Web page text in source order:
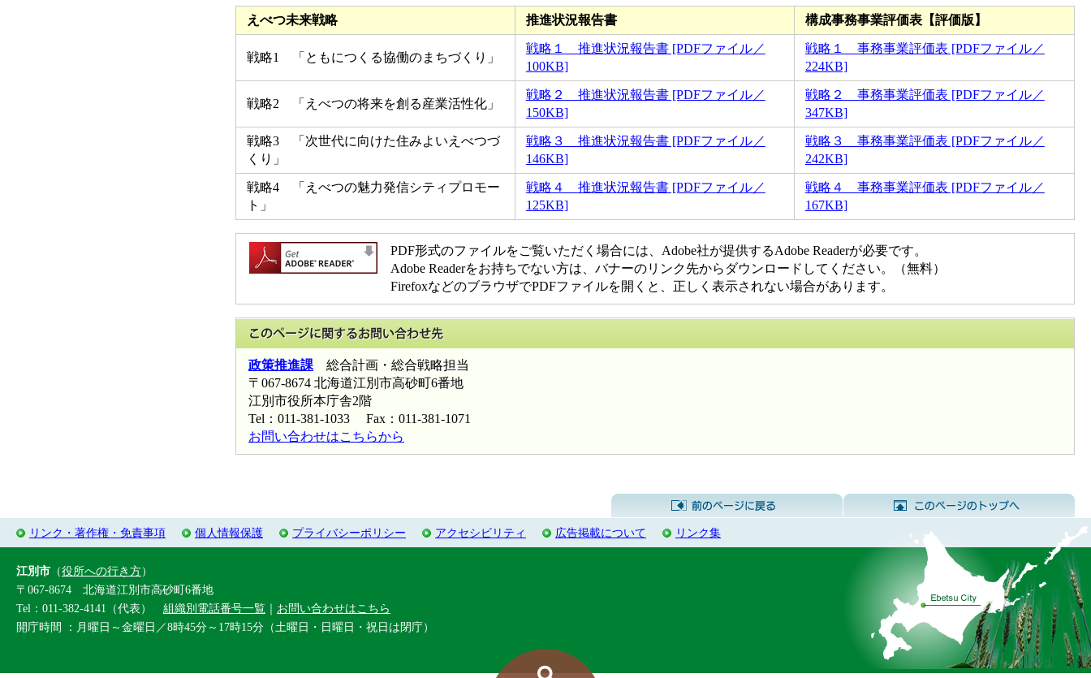
えべつ未来戦略 推進状況報告書 構成事務事業評価表【評価版】
戦略1 「ともにつくる協働のまちづくり」
戦略１ 推進状況報告書 [PDFファイル／
100KB]
戦略１ 事務事業評価表 [PDFファイル／
224KB]
戦略2 「えべつの将来を創る産業活性化」
戦略２ 推進状況報告書 [PDFファイル／
150KB]
戦略２ 事務事業評価表 [PDFファイル／
347KB]
戦略3 「次世代に向けた住みよいえべつづ
くり」
戦略３ 推進状況報告書 [PDFファイル／
146KB]
戦略３ 事務事業評価表 [PDFファイル／
242KB]
戦略4 「えべつの魅力発信シティプロモー
ト」
戦略４ 推進状況報告書 [PDFファイル／
125KB]
戦略４ 事務事業評価表 [PDFファイル／
167KB]
PDF形式のファイルをご覧いただく場合には、Adobe社が提供するAdobe Readerが必要です。
Adobe Readerをお持ちでない方は、バナーのリンク先からダウンロードしてください。（無料）
FirefoxなどのブラウザでPDFファイルを開くと、正しく表示されない場合があります。
政策推進課 総合計画・総合戦略担当
〒067-8674 北海道江別市高砂町6番地
江別市役所本庁舎2階
Tel：011-381-1033 Fax：011-381-1071
お問い合わせはこちらから
前のページに戻る
リンク・著作権・免責事項 個人情報保護 プライバシーポリシー アクセシビリティ 広告掲載について リンク集
江別市 （役所への行き方）
〒067-8674 北海道江別市高砂町6番地
Tel：011-382-4141（代表） 組織別電話番号一覧 ｜ お問い合わせはこちら
開庁時間 ：月曜日～金曜日／8時45分～17時15分（土曜日・日曜日・祝日は閉庁）